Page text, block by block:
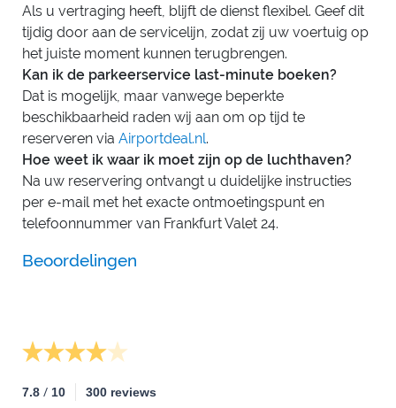
Als u vertraging heeft, blijft de dienst flexibel. Geef dit
tijdig door aan de servicelijn, zodat zij uw voertuig op
het juiste moment kunnen terugbrengen.
Kan ik de parkeerservice last-minute boeken?
Dat is mogelijk, maar vanwege beperkte
beschikbaarheid raden wij aan om op tijd te
reserveren via Airportdeal.nl.
Hoe weet ik waar ik moet zijn op de luchthaven?
Na uw reservering ontvangt u duidelijke instructies
per e-mail met het exacte ontmoetingspunt en
telefoonnummer van Frankfurt Valet 24.
Beoordelingen
7.8 / 10 300 reviews